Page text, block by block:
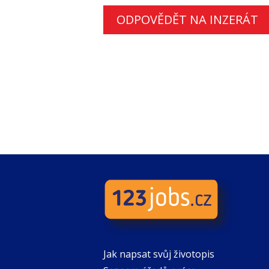
ODPOVĚDĚT NA INZERÁT
Jak napsat svůj životopis